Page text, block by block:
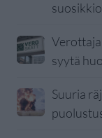
syytä
Suuria